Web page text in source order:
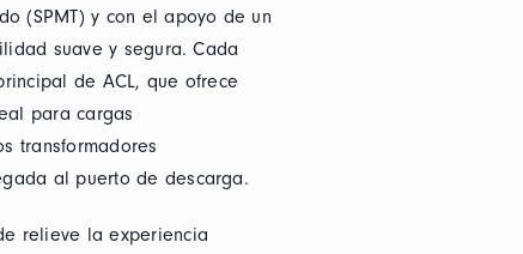
(SPMT) y con el apoyo de un
suave y segura. Cada
de ACL, que ofrece
para cargas
transformadores
al puerto de descarga.
relieve la experiencia